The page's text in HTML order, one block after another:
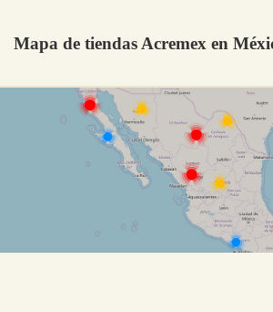
Mapa de tiendas Acremex en